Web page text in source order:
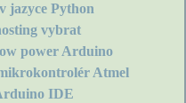
jazyce Python
vybrat
power Arduino
Atmel
IDE